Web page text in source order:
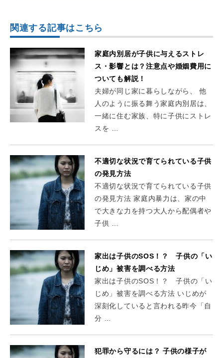
関連する記事はこちら
家庭内別居が子供に与えるストレ
ス・影響とは？注意点や婚姻費用に
ついても解説！
夫婦が同じ家に暮らしながら、 他
人のように振る舞う家庭内別居は、
一緒に住む家族、特に子供にストレ
スを …
不適切な状況で育てられている子供
の発見方法
不適切な状況で育てられている子供
の発見方法 家庭内暴力は、家の中
で大きな力を持つ大人から配偶者や
子供 …
家出は子供のSOS！？ 子供の「い
じめ」被害を調べる方法
家出は子供のSOS！？ 子供の「い
じめ」被害を調べる方法 いじめが
深刻化していると言われる昨今「自
分 …
犯罪から守るには？ 子供の様子が